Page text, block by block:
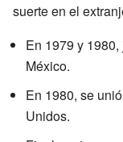
suerte en el
En 1979 y
México.
En 1980, se
Unidos.